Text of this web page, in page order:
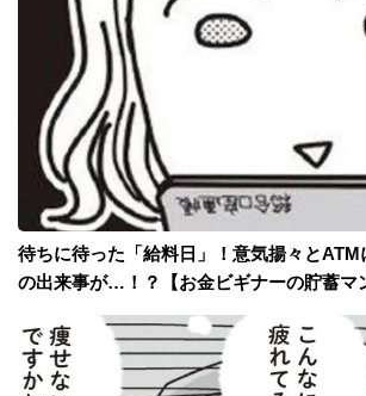
待ちに待った「給料日」！意気揚々と
の出来事が…！？【お金ビギナーの貯蓄マ